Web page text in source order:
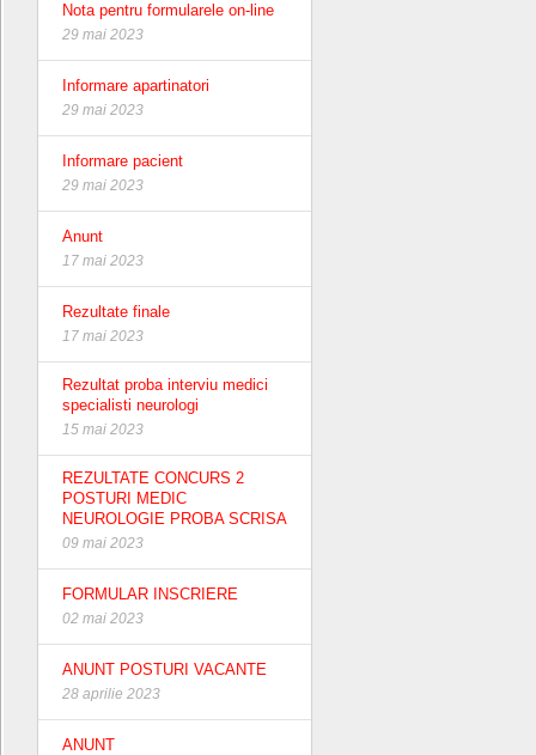
Nota pentru formularele on-line
29 mai 2023
Informare apartinatori
29 mai 2023
Informare pacient
29 mai 2023
Anunt
17 mai 2023
Rezultate finale
17 mai 2023
Rezultat proba interviu medici
specialisti neurologi
15 mai 2023
REZULTATE CONCURS 2
POSTURI MEDIC
NEUROLOGIE PROBA SCRISA
09 mai 2023
FORMULAR INSCRIERE
02 mai 2023
ANUNT POSTURI VACANTE
28 aprilie 2023
ANUNT